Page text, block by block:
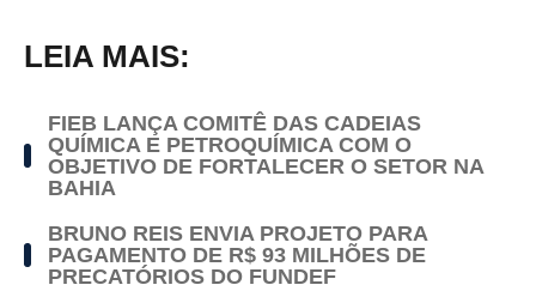
LEIA MAIS:
FIEB LANÇA COMITÊ DAS CADEIAS
QUÍMICA E PETROQUÍMICA COM O
OBJETIVO DE FORTALECER O SETOR NA
BAHIA
BRUNO REIS ENVIA PROJETO PARA
PAGAMENTO DE R$ 93 MILHÕES DE
PRECATÓRIOS DO FUNDEF